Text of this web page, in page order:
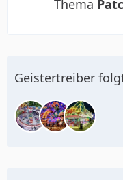
Thema
Geistertreiber